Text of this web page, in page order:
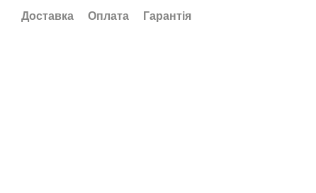
Доставка
Оплата Гарантія